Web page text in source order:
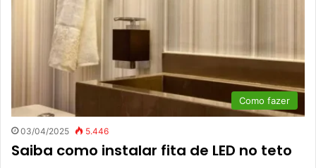
Como fazer
03/04/2025 5.446
Saiba como instalar fita de LED no teto